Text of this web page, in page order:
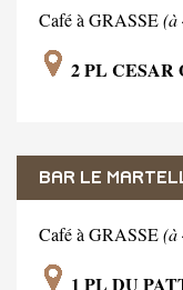
Café à GRASSE(à
2 PL CESAR
BAR LE
Café à GRASSE(à
1 PL DU